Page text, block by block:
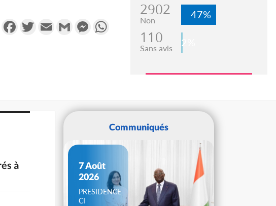
PartagerFacebookTwitterEmail Gmail MessengerWhatsApp
2902
Non 47%
110
Sans avis 2%
à
Communiqués
7 Août
2026
PRESIDENCE
CI